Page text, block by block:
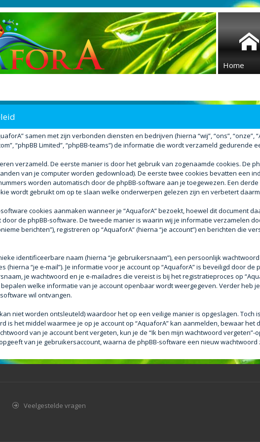
Home
samen met zijn verbonden diensten en bedrijven (hierna “wij”, “ons”, “onze”,
“phpBB Limited”, “phpBB-teams”) de informatie die wordt verzameld
verzameld. De eerste manier is door het gebruik van zogenaamde cookies. De
van je computer worden gedownload). De eerste twee cookies bevatten een
worden automatisch door de phpBB-software aan je toegewezen. Een
wordt gebruikt om op te slaan welke onderwerpen gelezen zijn en verbetert
cookies aanmaken wanneer je “AquaforA” bezoekt, hoewel dit document
door de phpBB-software. De tweede manier is waarin wij je informatie verzamelen
berichten”), registreren op “AquaforA” (hierna “je account”) en berichten die
identificeerbare naam (hierna “je gebruikersnaam”), een persoonlijk
(hierna “je e-mail”). Je informatie voor je account op “AquaforA” is beveiligd door
je wachtwoord en je e-mailadres die vereist is bij het registratieproces op
welke informatie van je account openbaar wordt weergegeven. Verder heb
wil ontvangen.
niet worden ontsleuteld) waardoor het op een veilige manier is opgeslagen.
is het middel waarmee je op je account op “AquaforA” kan aanmelden, bewaar
van je account bent vergeten, kun je de “Ik ben mijn wachtwoord
van je gebruikersaccount, waarna de phpBB-software een nieuw
Veelgestelde vragen